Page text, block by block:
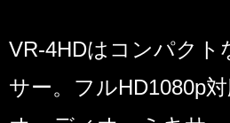
VR-4HDはコンパク
サー。フルHD1080p